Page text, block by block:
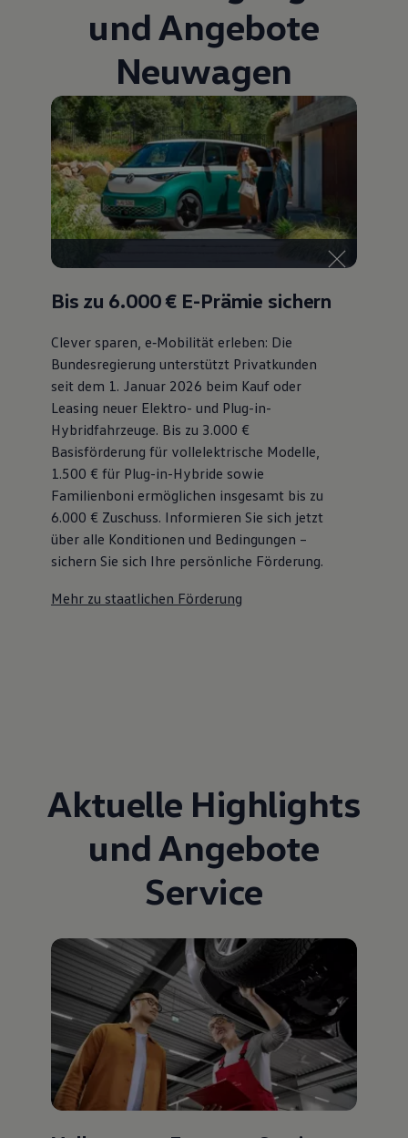
und Angebote
Neuwagen
Bis zu 6.000 € E-Prämie sichern
Clever sparen, e‑Mobilität erleben: Die
Bundesregierung unterstützt Privatkunden
seit dem 1. Januar 2026 beim Kauf oder
Leasing neuer Elektro- und Plug-in-
Hybridfahrzeuge. Bis zu 3.000 €
Basisförderung für vollelektrische Modelle,
1.500 € für Plug-in-Hybride sowie
Familienboni ermöglichen insgesamt bis zu
6.000 € Zuschuss⁠. Informieren Sie sich jetzt
über alle Konditionen und Bedingungen –
sichern Sie sich Ihre persönliche Förderung.
Mehr zu staatlichen Förderung
Aktuelle Highlights
und Angebote
Service